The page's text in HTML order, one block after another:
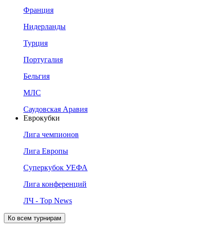
Франция
Нидерланды
Турция
Португалия
Бельгия
МЛС
Саудовская Аравия
Еврокубки
Лига чемпионов
Лига Европы
Суперкубок УЕФА
Лига конференций
ЛЧ - Top News
Ко всем турнирам